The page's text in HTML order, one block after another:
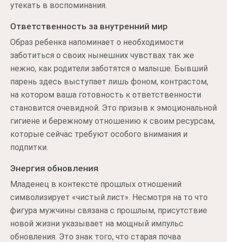
утекать в воспоминания.
Ответственность за внутренний мир
Образ ребенка напоминает о необходимости
заботиться о своих нынешних чувствах так же
нежно, как родители заботятся о малыше. Бывший
парень здесь выступает лишь фоном, контрастом,
на котором ваша готовность к ответственности
становится очевидной. Это призыв к эмоциональной
гигиене и бережному отношению к своим ресурсам,
которые сейчас требуют особого внимания и
подпитки.
Энергия обновления
Младенец в контексте прошлых отношений
символизирует «чистый лист». Несмотря на то что
фигура мужчины связана с прошлым, присутствие
новой жизни указывает на мощный импульс
обновления. Это знак того, что старая почва